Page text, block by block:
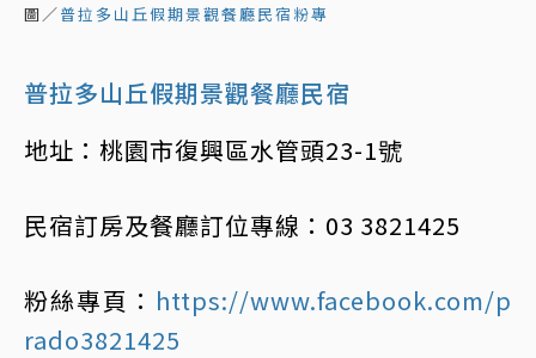
圖／普拉多山丘假期景觀餐廳民宿粉專
普拉多山丘假期景觀餐廳民宿
地址：桃園市復興區水管頭23-1號
民宿訂房及餐廳訂位專線：03 3821425
粉絲專頁： https://www.facebook.com/p
rado3821425